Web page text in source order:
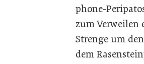
phone-
zum Verweilen
Strenge um
dem